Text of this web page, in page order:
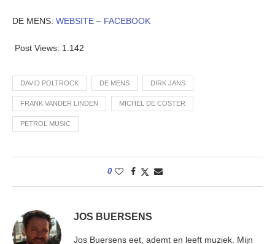
DE MENS: WEBSITE – FACEBOOK
Post Views: 1.142
DAVID POLTROCK DE MENS DIRK JANS
FRANK VANDER LINDEN MICHEL DE COSTER
PETROL MUSIC
0
JOS BUERSENS
Jos Buersens eet, ademt en leeft muziek. Mijn